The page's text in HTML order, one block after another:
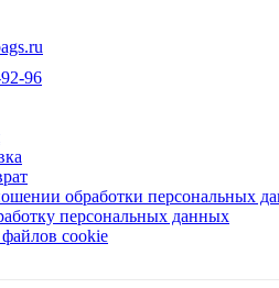
96
обработки персональных
персональных данных
cookie